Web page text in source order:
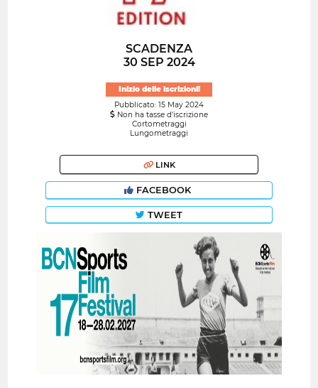
SCADENZA
30 SEP 2024
Inizio delle iscrizioni!
Pubblicato: 15 May 2024
Non ha tasse d'iscrizione
Cortometraggi
Lungometraggi
LINK
FACEBOOK
TWEET